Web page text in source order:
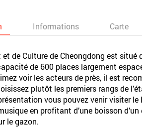
Informations Carte
et de Culture de Cheongdong est
de 600 places largement
voir les acteurs de près, il est
plutôt les premiers rangs de
vous pouvez venir visiter
en profitant d’une boisson
le gazon.